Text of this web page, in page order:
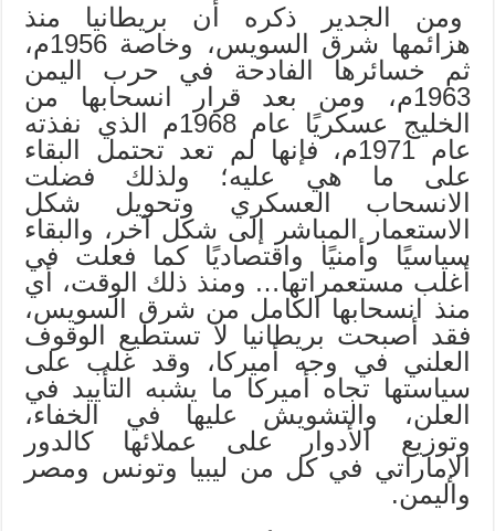
ومن الجدير ذكره أن بريطانيا منذ
هزائمها شرق السويس، وخاصة 1956م،
ثم خسائرها الفادحة في حرب اليمن
1963م، ومن بعد قرار انسحابها من
الخليج عسكريًا عام 1968م الذي نفذته
عام 1971م، فإنها لم تعد تحتمل البقاء
على ما هي عليه؛ ولذلك فضلت
الانسحاب العسكري وتحويل شكل
الاستعمار المباشر إلى شكل آخر، والبقاء
سياسيًا وأمنيًا واقتصاديًا كما فعلت في
أغلب مستعمراتها… ومنذ ذلك الوقت، أي
منذ انسحابها الكامل من شرق السويس،
فقد أصبحت بريطانيا لا تستطيع الوقوف
العلني في وجه أميركا، وقد غلب على
سياستها تجاه أميركا ما يشبه التأييد في
العلن، والتشويش عليها في الخفاء،
وتوزيع الأدوار على عملائها كالدور
الإماراتي في كل من ليبيا وتونس ومصر
واليمن.